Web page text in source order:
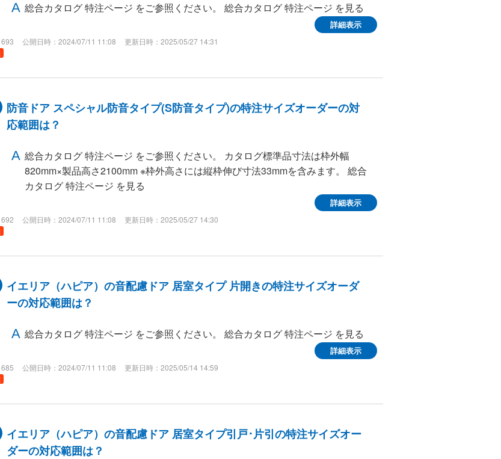
総合カタログ 特注ページ をご参照ください。 総合カタログ 特注ページ を見る
詳細表示
公開日時：2024/07/11 11:08 更新日時：2025/05/27 14:31
防音ドア スペシャル防音タイプ(S防音タイプ)の特注サイズオーダーの対
応範囲は？
総合カタログ 特注ページ をご参照ください。 カタログ標準品寸法は枠外幅
820mm×製品高さ2100mm ※枠外高さには縦枠伸び寸法33mmを含みます。 総合
カタログ 特注ページ を見る
詳細表示
公開日時：2024/07/11 11:08 更新日時：2025/05/27 14:30
イエリア（ハピア）の音配慮ドア 居室タイプ 片開きの特注サイズオーダ
ーの対応範囲は？
総合カタログ 特注ページ をご参照ください。 総合カタログ 特注ページ を見る
詳細表示
公開日時：2024/07/11 11:08 更新日時：2025/05/14 14:59
イエリア（ハピア）の音配慮ドア 居室タイプ引戸･片引の特注サイズオー
ダーの対応範囲は？